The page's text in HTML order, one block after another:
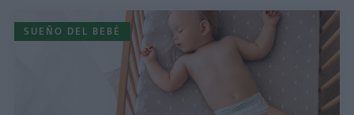
SUEÑO DEL BEBÉ